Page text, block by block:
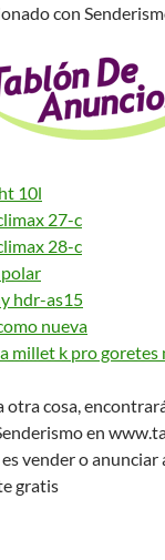
con
10l
27-c
28-c
hdr-as15
nueva
millet k pro goretes
otra cosa,
en
vender o
gratis